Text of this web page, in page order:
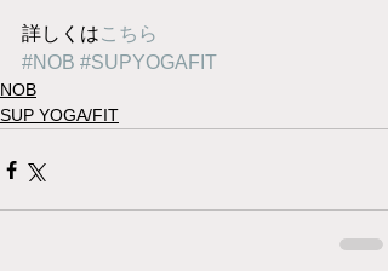
詳しくはこちら
#NOB #SUPYOGAFIT
NOB
SUP YOGA/FIT